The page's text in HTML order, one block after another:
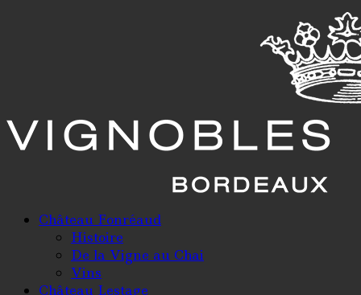
Château Fonréaud
Histoire
De la Vigne au Chai
Vins
Château Lestage